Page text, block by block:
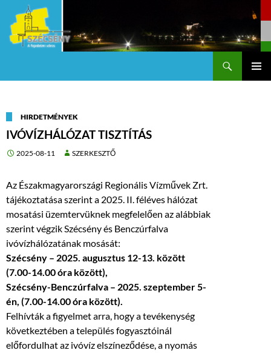
HIRDETMÉNYEK
IVÓVÍZHÁLÓZAT TISZTÍTÁS
2025-08-11 SZERKESZTŐ
Az Északmagyarországi Regionális Vízművek Zrt.
tájékoztatása szerint a 2025. II. féléves hálózat
mosatási üzemtervüknek megfelelően az alábbiak
szerint végzik Szécsény és Benczúrfalva
ivóvízhálózatának mosását:
Szécsény – 2025. augusztus 12-13. között
(7.00-14.00 óra között),
Szécsény-Benczúrfalva – 2025. szeptember 5-
én, (7.00-14.00 óra között).
Felhívták a figyelmet arra, hogy a tevékenység
következtében a település fogyasztóinál
előfordulhat az ivóvíz elszíneződése, a nyomás